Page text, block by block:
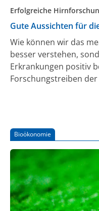
Erfolgreiche
Gute Aussichten für
Wie können wir das
besser verstehen,
Erkrankungen positiv
Forschungstreiben
vielversprechende
Bioökonomie